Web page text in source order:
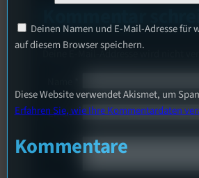
Kommentar
Deine E-Mail-Addresse wird nicht
Email*
Text*
Deinen Namen und E-Mail-Adresse für
auf diesem Browser speichern.
Diese Website verwendet Akismet, um
Erfahren Sie, wie Ihre Kommentardaten
Kommentare